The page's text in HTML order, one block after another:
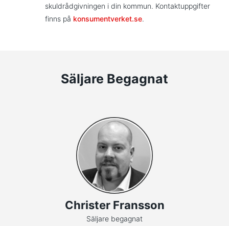
skuldrådgivningen i din kommun. Kontaktuppgifter
finns på konsumentverket.se.
Säljare Begagnat
Christer Fransson
Säljare begagnat